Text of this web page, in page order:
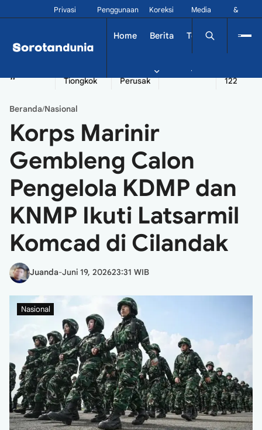
Privasi Penggunaan Koreksi
Media
&
Home Berita Tekno Dinamika
#
Tiongkok
Perusak
Seychelles
122
Beranda/Nasional
Korps Marinir
Gembleng Calon
Pengelola KDMP dan
KNMP Ikuti Latsarmil
Komcad di Cilandak
Juanda-Juni 19, 202623:31 WIB
Nasional